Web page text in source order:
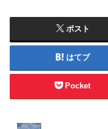
ポスト
はてブ
Pocket